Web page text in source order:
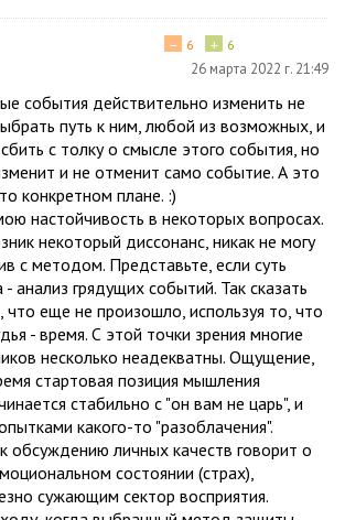
+ 6
− 6
26 марта 2022 г. 21:49
события действительно изменить не
путь к ним, любой из возможных, и
с толку о смысле этого события, но
и не отменит само событие. А это
конкретном плане. :)
настойчивость в некоторых вопросах.
некоторый диссонанс, никак не могу
с методом. Представьте, если суть
анализ грядущих событий. Так сказать
что еще не произошло, используя то, что
- время. С этой точки зрения многие
несколько неадекватны. Ощущение,
стартовая позиция мышления
стабильно с "он вам не царь", и
какого-то "разоблачения".
обсуждению личных качеств говорит о
состоянии (страх),
сужающим сектор восприятия.